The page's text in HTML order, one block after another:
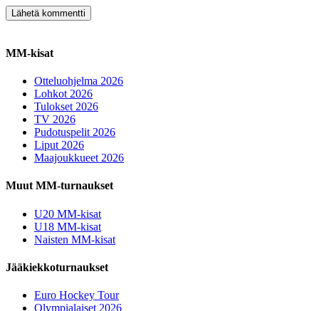
MM-kisat
Otteluohjelma 2026
Lohkot 2026
Tulokset 2026
TV 2026
Pudotuspelit 2026
Liput 2026
Maajoukkueet 2026
Muut MM-turnaukset
U20 MM-kisat
U18 MM-kisat
Naisten MM-kisat
Jääkiekkoturnaukset
Euro Hockey Tour
Olympialaiset 2026